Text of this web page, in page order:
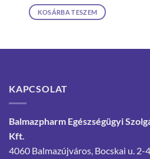
KOSÁRBA TESZEM
KAPCSOLAT
Balmazpharm Egészségügyi
Kft.
4060 Balmazújváros, Bocskai u. 2-4.